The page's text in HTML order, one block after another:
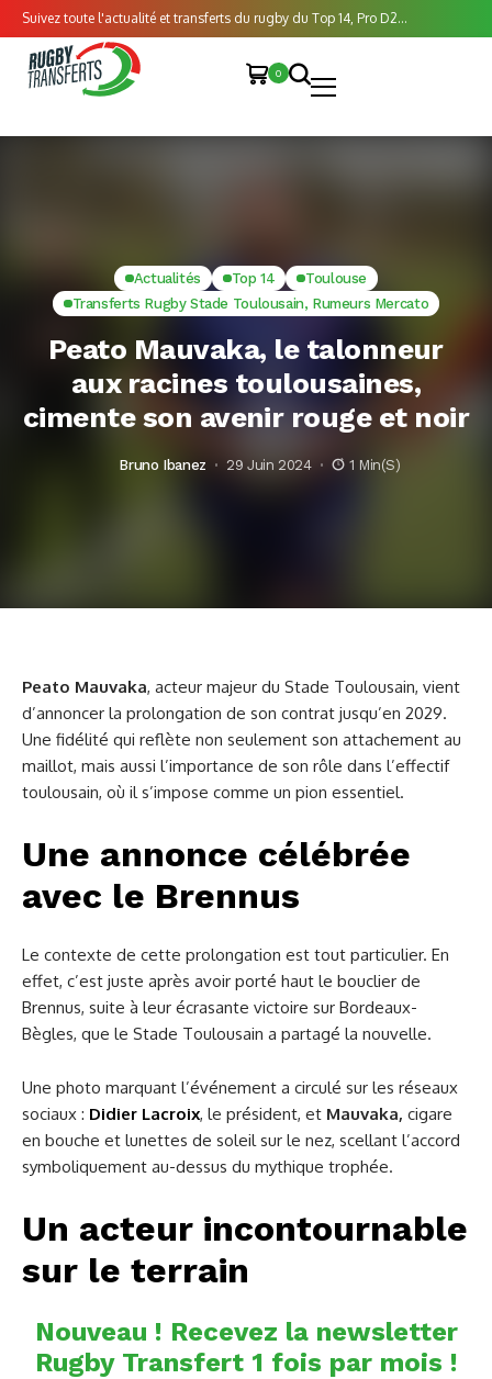
Suivez toute l'actualité et transferts du rugby du Top 14, Pro D2...
0
Actualités Top 14
Toulouse
Transferts Rugby Stade Toulousain, Rumeurs Mercato
Peato Mauvaka, le talonneur
aux racines toulousaines,
cimente son avenir rouge et noir
Bruno Ibanez 29 Juin 2024 1 Min(s)
Peato Mauvaka, acteur majeur du Stade Toulousain, vient
d’annoncer la prolongation de son contrat jusqu’en 2029.
Une fidélité qui reflète non seulement son attachement au
maillot, mais aussi l’importance de son rôle dans l’effectif
toulousain, où il s’impose comme un pion essentiel.
Une annonce célébrée
avec le Brennus
Le contexte de cette prolongation est tout particulier. En
effet, c’est juste après avoir porté haut le bouclier de
Brennus, suite à leur écrasante victoire sur Bordeaux-
Bègles, que le Stade Toulousain a partagé la nouvelle.
Une photo marquant l’événement a circulé sur les réseaux
sociaux : Didier Lacroix, le président, et Mauvaka, cigare
en bouche et lunettes de soleil sur le nez, scellant l’accord
symboliquement au-dessus du mythique trophée.
Un acteur incontournable
sur le terrain
Nouveau ! Recevez la newsletter
Rugby Transfert 1 fois par mois !